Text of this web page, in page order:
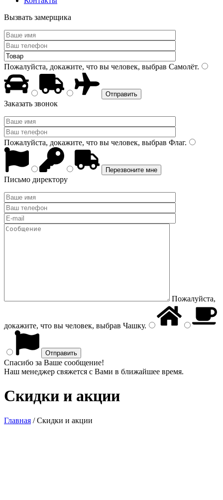
Вызвать замерщика
Пожалуйста, докажите, что вы человек, выбрав Самолёт.
Заказать звонок
Пожалуйста, докажите, что вы человек, выбрав Флаг.
Письмо директору
Пожалуйста,
докажите, что вы человек, выбрав Чашку.
Спасибо за Ваше сообщение!
Наш менеджер свяжется с Вами в ближайшее время.
Скидки и акции
Главная /Скидки и акции